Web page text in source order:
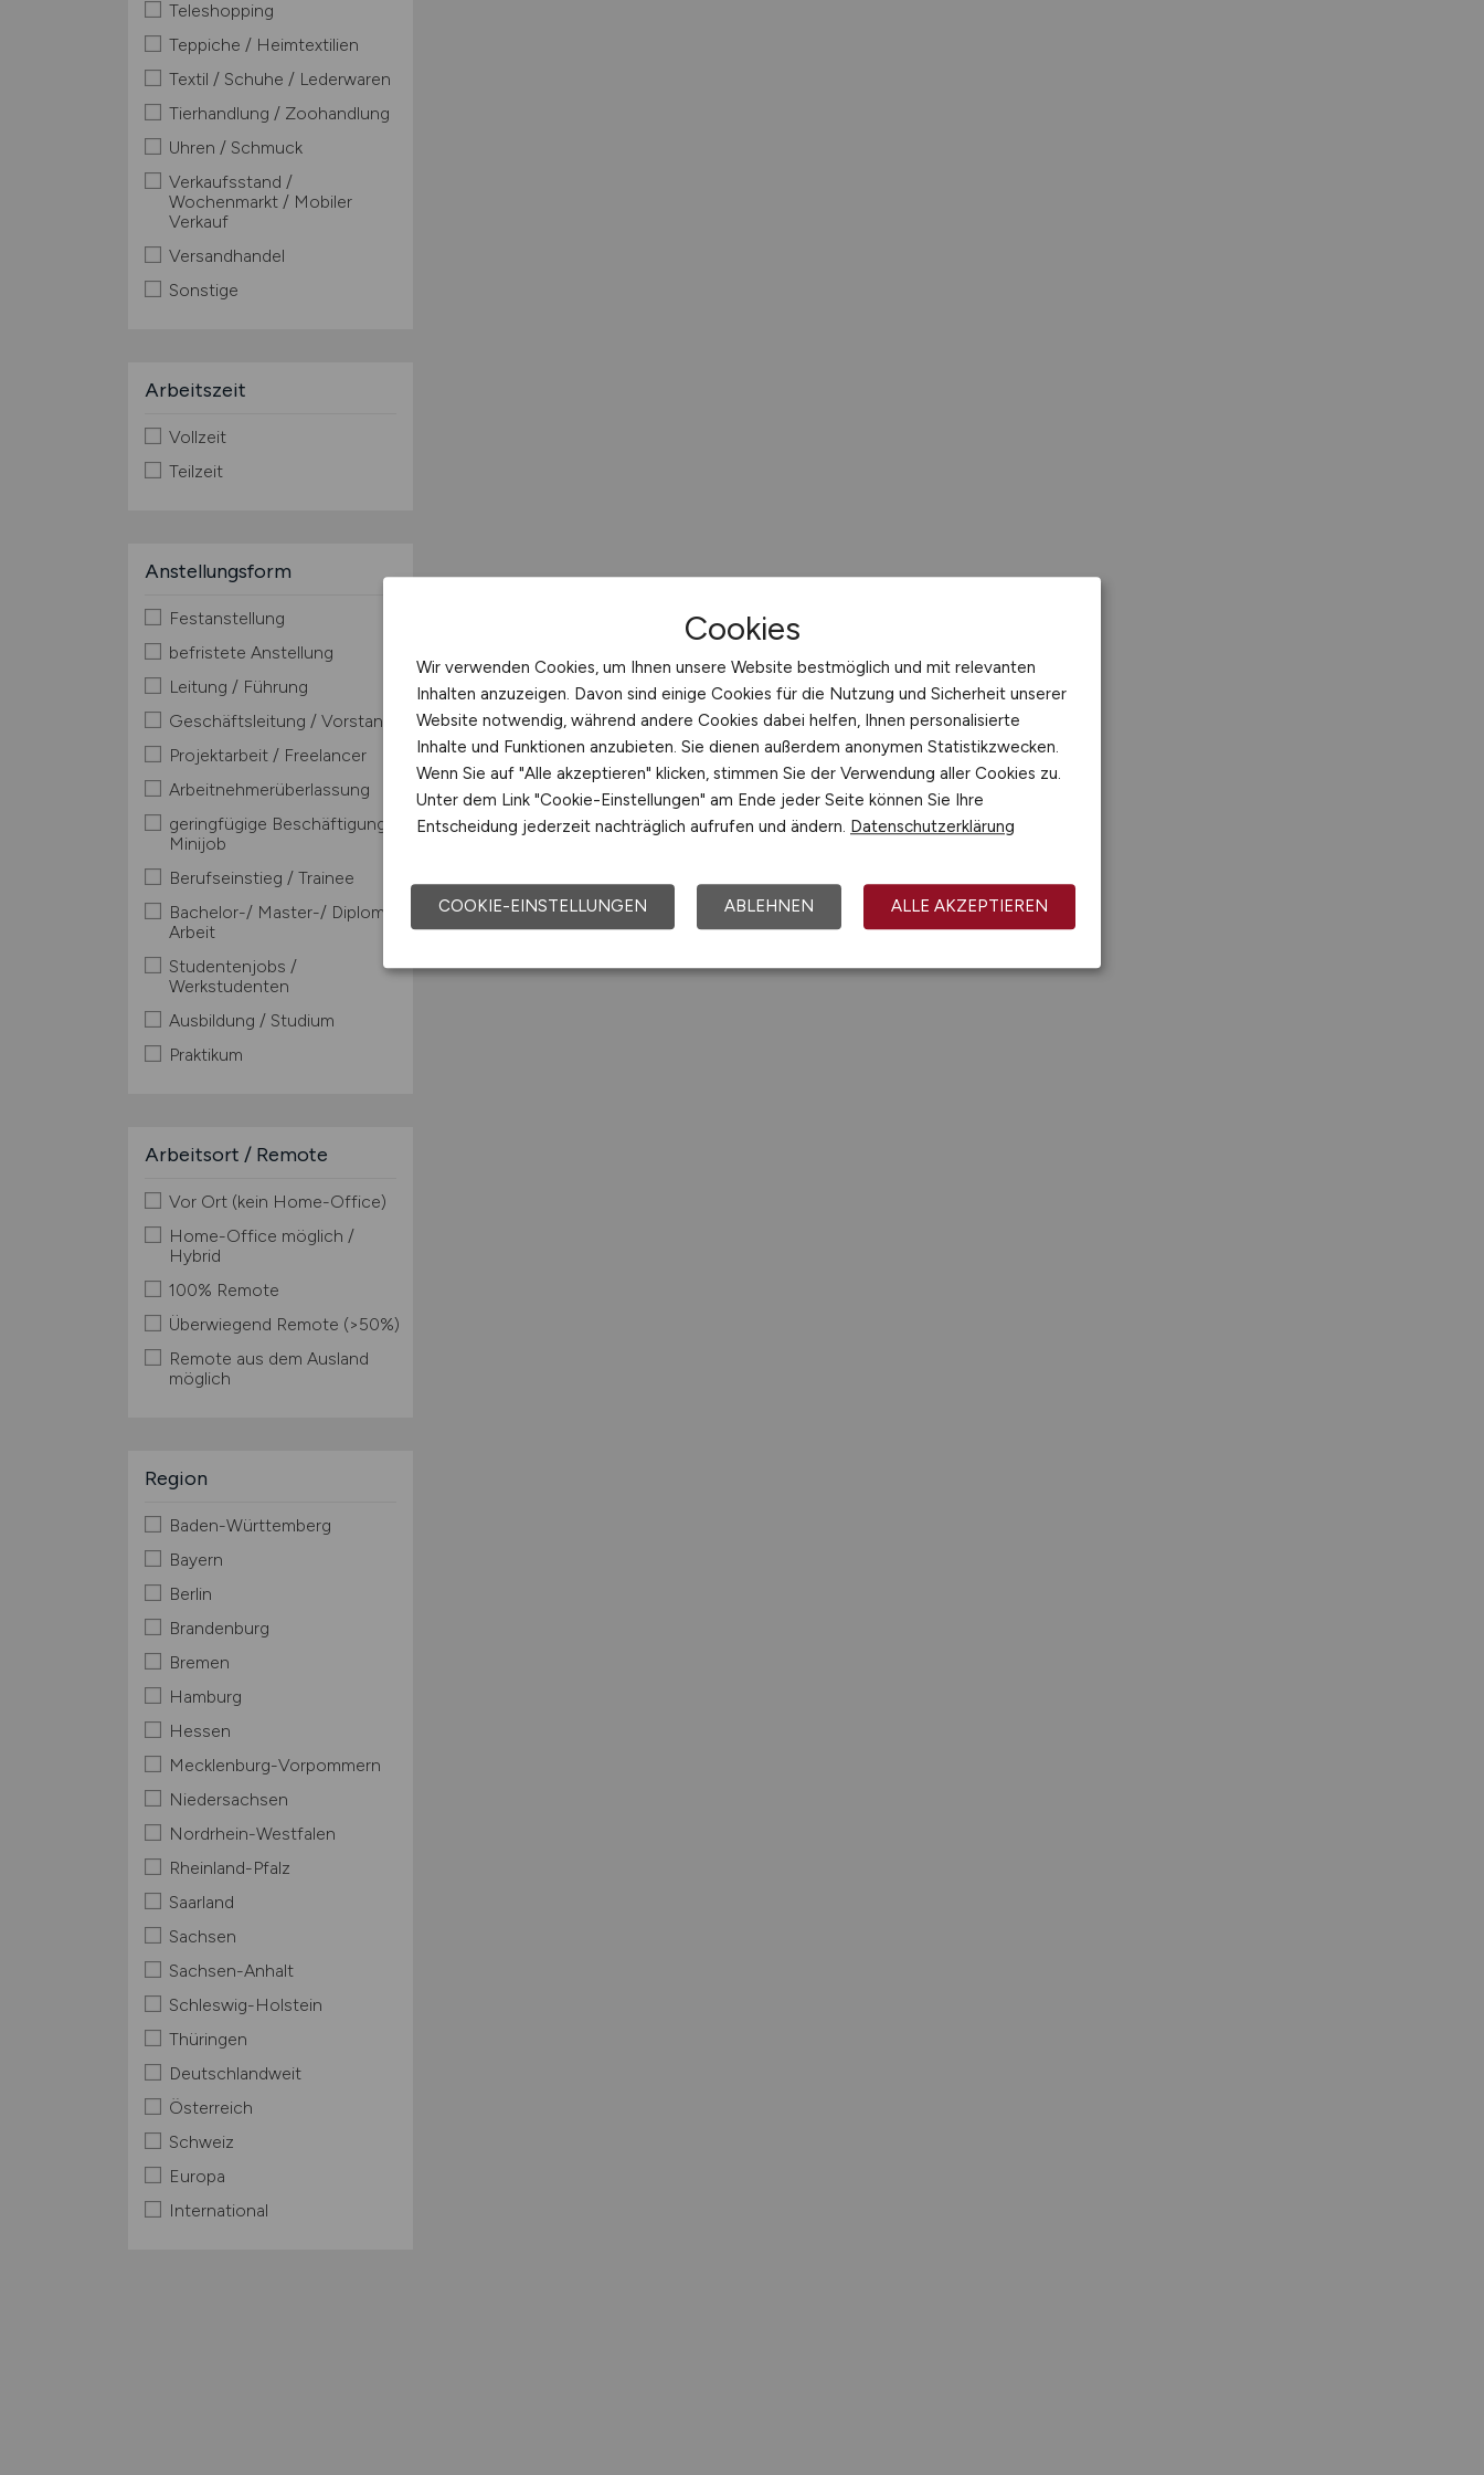
Teleshopping
Teppiche / Heimtextilien
Textil / Schuhe / Lederwaren
Tierhandlung / Zoohandlung
Uhren / Schmuck
Verkaufsstand /
Wochenmarkt / Mobiler
Verkauf
Versandhandel
Sonstige
Arbeitszeit
Vollzeit
Teilzeit
Anstellungsform
Festanstellung
befristete Anstellung
Leitung / Führung
Geschäftsleitung / Vorstand
Projektarbeit / Freelancer
Arbeitnehmerüberlassung
geringfügige Beschäftigung /
Minijob
Berufseinstieg / Trainee
Bachelor-/ Master-/ Diplom-
Arbeit
Studentenjobs /
Werkstudenten
Ausbildung / Studium
Praktikum
Arbeitsort / Remote
Vor Ort (kein Home-Office)
Home-Office möglich /
Hybrid
100% Remote
Überwiegend Remote (>50%)
Remote aus dem Ausland
möglich
Region
Baden-Württemberg
Bayern
Berlin
Brandenburg
Bremen
Hamburg
Hessen
Mecklenburg-Vorpommern
Niedersachsen
Nordrhein-Westfalen
Rheinland-Pfalz
Saarland
Sachsen
Sachsen-Anhalt
Schleswig-Holstein
Thüringen
Deutschlandweit
Österreich
Schweiz
Europa
International
Cookies
Wir verwenden Cookies, um Ihnen unsere Website bestmöglich und mit relevanten
Inhalten anzuzeigen. Davon sind einige Cookies für die Nutzung und Sicherheit unserer
Website notwendig, während andere Cookies dabei helfen, Ihnen personalisierte
Inhalte und Funktionen anzubieten. Sie dienen außerdem anonymen Statistikzwecken.
Wenn Sie auf "Alle akzeptieren" klicken, stimmen Sie der Verwendung aller Cookies zu.
Unter dem Link "Cookie-Einstellungen" am Ende jeder Seite können Sie Ihre
Entscheidung jederzeit nachträglich aufrufen und ändern. Datenschutzerklärung
COOKIE-EINSTELLUNGEN ABLEHNEN ALLE AKZEPTIEREN